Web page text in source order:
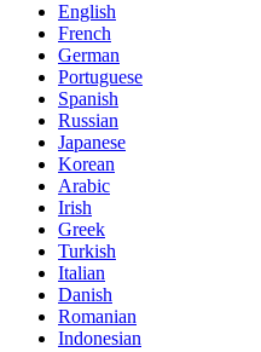
English
French
German
Portuguese
Spanish
Russian
Japanese
Korean
Arabic
Irish
Greek
Turkish
Italian
Danish
Romanian
Indonesian